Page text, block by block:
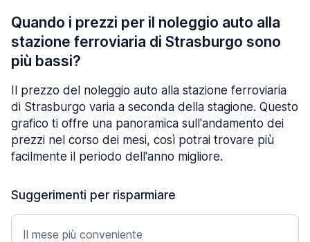
Quando i prezzi per il noleggio auto alla
stazione ferroviaria di Strasburgo sono
più bassi?
Il prezzo del noleggio auto alla stazione ferroviaria
di Strasburgo varia a seconda della stagione. Questo
grafico ti offre una panoramica sull'andamento dei
prezzi nel corso dei mesi, così potrai trovare più
facilmente il periodo dell'anno migliore.
Suggerimenti per risparmiare
Il mese più conveniente